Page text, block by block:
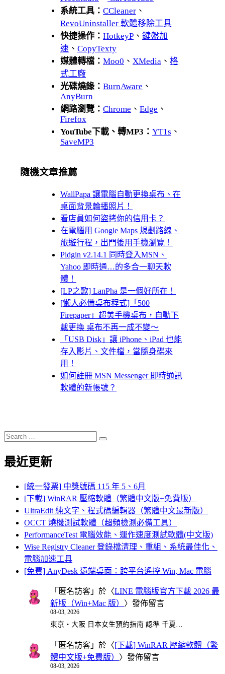
系統工具： CCleaner 、
RevoUninstaller 軟體移除工具
快捷操作： HotkeyP 、 鍵盤加
速 、 CopyTexty
媒體轉檔： Moo0 、 XMedia 、 格
式工廠
光碟燒錄： BurnAware 、
AnyBurn
網路瀏覽： Chrome 、 Edge 、
Firefox
YouTube下載、轉MP3： YT1s 、
SaveMP3
隨機文章推薦
WallPapa 讓電腦自動更換桌布、在
桌面背景輪播照片！
看店員如何盜拷你的信用卡？
在電腦用 Google Maps 規劃路線、
旅遊行程，出門後用手機瀏覽！
Pidgin v2.14.1 同時登入MSN、
Yahoo 即時通…的多合一聊天軟
體！
[LP之歌] LanPha 是一個好所在！
[懶人必備桌布程式]「500
Firepaper」超美手機桌布，自動下
載更換 桌布不再一成不變～
「USB Disk」讓 iPhone、iPad 也能
存入影片、文件檔，當隨身碟來
用！
如何註冊 MSN Messenger 即時通訊
軟體的新帳號？
Search
for:
Search
最近更新
[統一發票] 中獎號碼 115 年 5、6月
[下載] WinRAR 壓縮軟體（繁體中文版+免費版）
UltraEdit 純文字、程式碼編輯器（繁體中文最新版）
OCCT 燒機測試軟體（超頻檢測必備工具）
PerformanceTest 電腦效能、運作速度測試軟體(中文版)
Wise Registry Cleaner 登錄檔清理、重組、系統最佳化、
電腦加速工具
[免費] AnyDesk 遠端桌面：跨平台遙控 Win, Mac 電腦
「 匿名訪客 」於〈LINE 電腦版官方下載 2026 最
新版（Win+Mac 版） 〉發佈留言
08-03, 2026
東京・大阪 日本女生預約指南 認準 千夏…
「 匿名訪客 」於〈[下載] WinRAR 壓縮軟體（繁
體中文版+免費版） 〉發佈留言
08-03, 2026